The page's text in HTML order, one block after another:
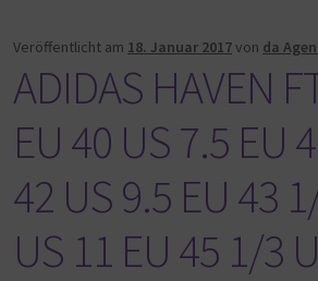
Veröffentlicht am 18. Januar 2017von da
ADIDAS HAVEN
EU 40 US 7.5 EU
42 US 9.5 EU 43
US 11 EU 45 1/3